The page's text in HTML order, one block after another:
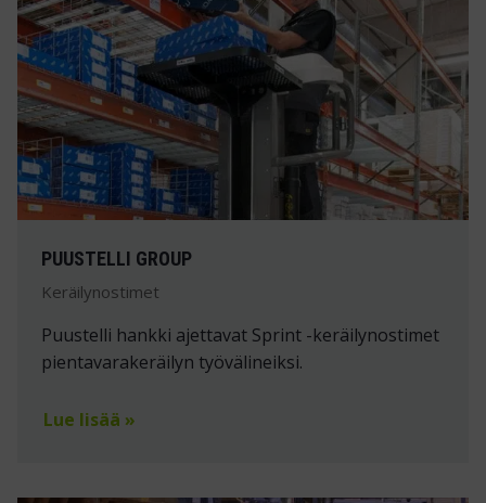
PUUSTELLI GROUP
Keräilynostimet
Puustelli hankki ajettavat Sprint -keräilynostimet
pientavarakeräilyn työvälineiksi.
Lue lisää »